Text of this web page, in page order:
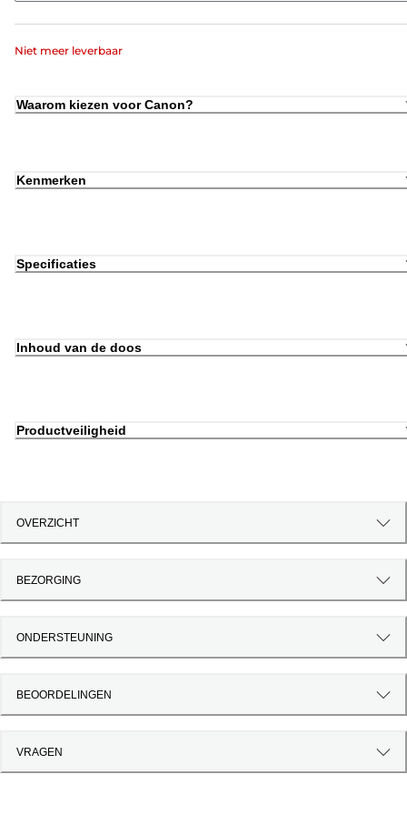
Niet meer leverbaar
Waarom kiezen voor Canon?
Kenmerken
Specificaties
Inhoud van de doos
Productveiligheid
OVERZICHT
BEZORGING
ONDERSTEUNING
BEOORDELINGEN
VRAGEN